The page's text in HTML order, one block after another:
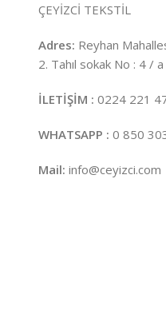
ÇEYİZCİ TEKSTİL
Adres: Reyhan
2. Tahıl sokak No : 4 /
İLETİŞİM : 0224 221
WHATSAPP : 0 850
Mail: info@ceyizci.com